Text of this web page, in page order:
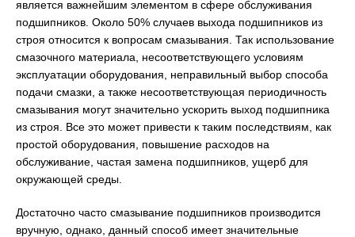
является важнейшим элементом в сфере обслуживания
подшипников. Около 50% случаев выхода подшипников из
строя относится к вопросам смазывания. Так использование
смазочного материала, несоответствующего условиям
эксплуатации оборудования, неправильный выбор способа
подачи смазки, а также несоответствующая периодичность
смазывания могут значительно ускорить выход подшипника
из строя. Все это может привести к таким последствиям, как
простой оборудования, повышение расходов на
обслуживание, частая замена подшипников, ущерб для
окружающей среды.
Достаточно часто смазывание подшипников производится
вручную, однако, данный способ имеет значительные